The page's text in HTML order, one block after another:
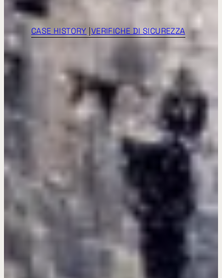
CASE HISTORY VERIFICHE DI SICUREZZA
Diga Rio Grande
(Terni)
PROVINCIA DITERNI